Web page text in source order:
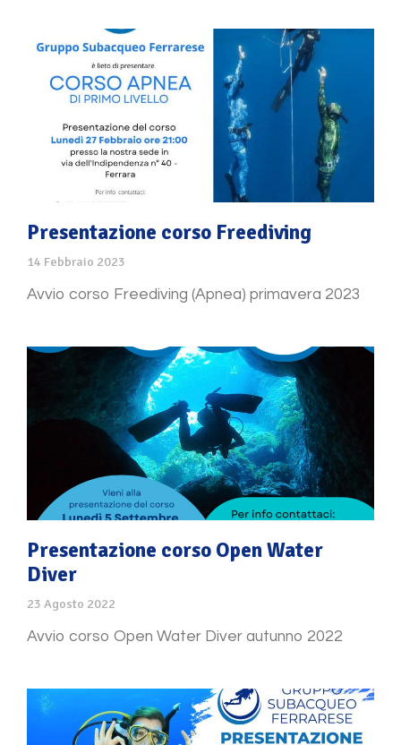
Presentazione corso Freediving
14 Febbraio 2023
Avvio corso Freediving (Apnea) primavera 2023
Presentazione corso Open Water
Diver
23 Agosto 2022
Avvio corso Open Water Diver autunno 2022